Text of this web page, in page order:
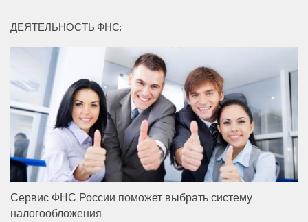
ДЕЯТЕЛЬНОСТЬ ФНС:
Сервис ФНС России поможет выбрать систему
налогообложения